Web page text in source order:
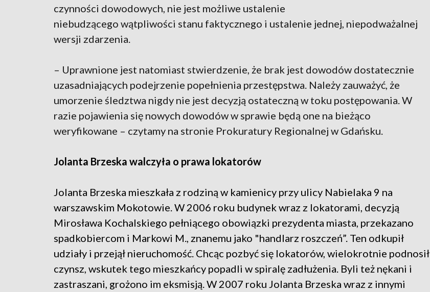
czynności dowodowych, nie jest możliwe ustalenie
niebudzącego wątpliwości stanu faktycznego i ustalenie jednej, niepodważalnej
wersji zdarzenia.
– Uprawnione jest natomiast stwierdzenie, że brak jest dowodów dostatecznie
uzasadniających podejrzenie popełnienia przestępstwa. Należy zauważyć, że
umorzenie śledztwa nigdy nie jest decyzją ostateczną w toku postępowania. W
razie pojawienia się nowych dowodów w sprawie będą one na bieżąco
weryfikowane – czytamy na stronie Prokuratury Regionalnej w Gdańsku.
Jolanta Brzeska walczyła o prawa lokatorów
Jolanta Brzeska mieszkała z rodziną w kamienicy przy ulicy Nabielaka 9 na
warszawskim Mokotowie. W 2006 roku budynek wraz z lokatorami, decyzją
Mirosława Kochalskiego pełniącego obowiązki prezydenta miasta, przekazano
spadkobiercom i Markowi M., znanemu jako "handlarz roszczeń”. Ten odkupił
udziały i przejął nieruchomość. Chcąc pozbyć się lokatorów, wielokrotnie podnosił
czynsz, wskutek tego mieszkańcy popadli w spiralę zadłużenia. Byli też nękani i
zastraszani, grożono im eksmisją. W 2007 roku Jolanta Brzeska wraz z innymi